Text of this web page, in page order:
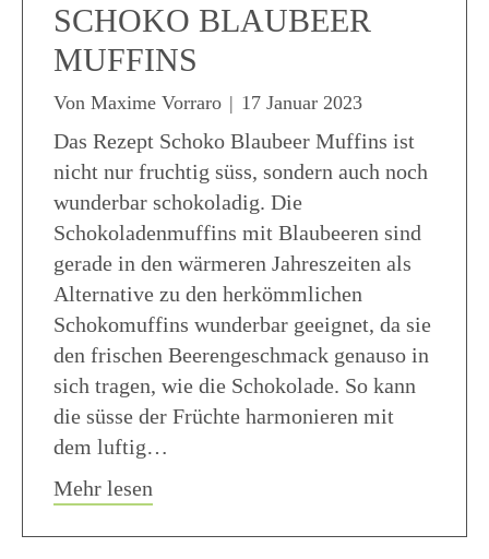
SCHOKO BLAUBEER
MUFFINS
Von Maxime Vorraro | 17 Januar 2023
Das Rezept Schoko Blaubeer Muffins ist
nicht nur fruchtig süss, sondern auch noch
wunderbar schokoladig. Die
Schokoladenmuffins mit Blaubeeren sind
gerade in den wärmeren Jahreszeiten als
Alternative zu den herkömmlichen
Schokomuffins wunderbar geeignet, da sie
den frischen Beerengeschmack genauso in
sich tragen, wie die Schokolade. So kann
die süsse der Früchte harmonieren mit
dem luftig…
Mehr lesen